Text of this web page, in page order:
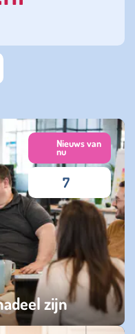
zijn
Nieuws van
nu
7